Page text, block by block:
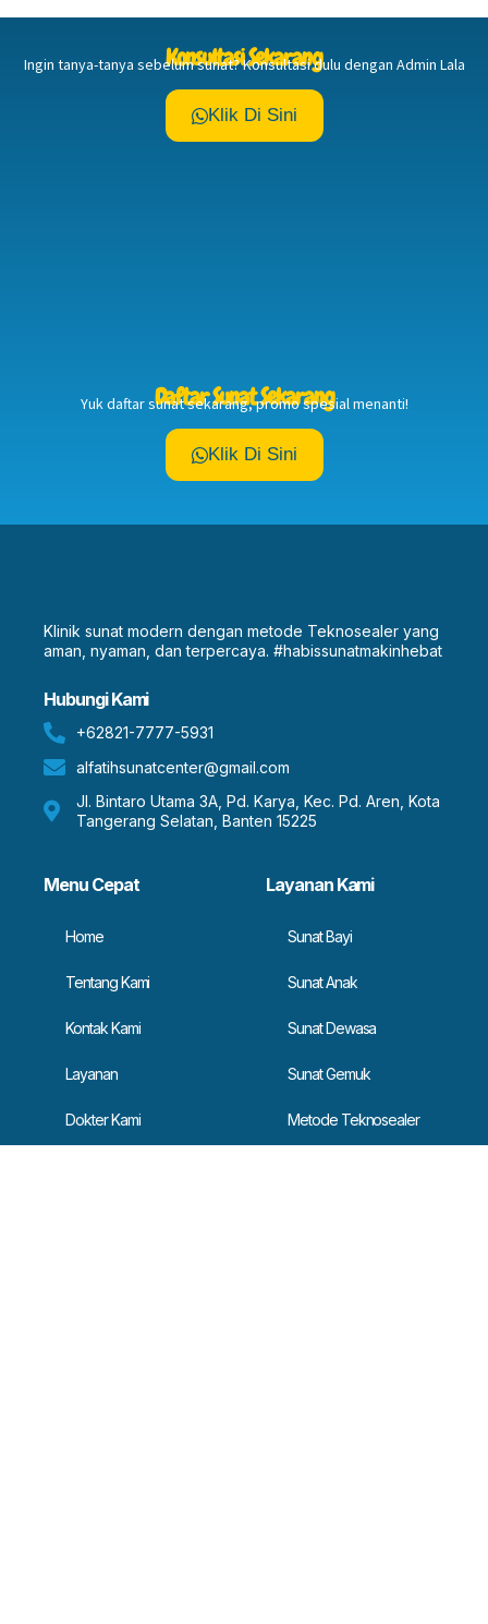
Konsultasi Sekarang
Ingin tanya-tanya sebelum sunat? Konsultasi dulu dengan Admin Lala
Klik Di Sini
Daftar Sunat Sekarang
Yuk daftar sunat sekarang, promo spesial menanti!
Klik Di Sini
Klinik sunat modern dengan metode Teknosealer yang
aman, nyaman, dan terpercaya. #habissunatmakinhebat
Hubungi Kami
+62821-7777-5931
alfatihsunatcenter@gmail.com
Jl. Bintaro Utama 3A, Pd. Karya, Kec. Pd. Aren, Kota
Tangerang Selatan, Banten 15225
Menu Cepat
Home
Tentang Kami
Kontak Kami
Layanan
Dokter Kami
Layanan Kami
Sunat Bayi
Sunat Anak
Sunat Dewasa
Sunat Gemuk
Metode Teknosealer